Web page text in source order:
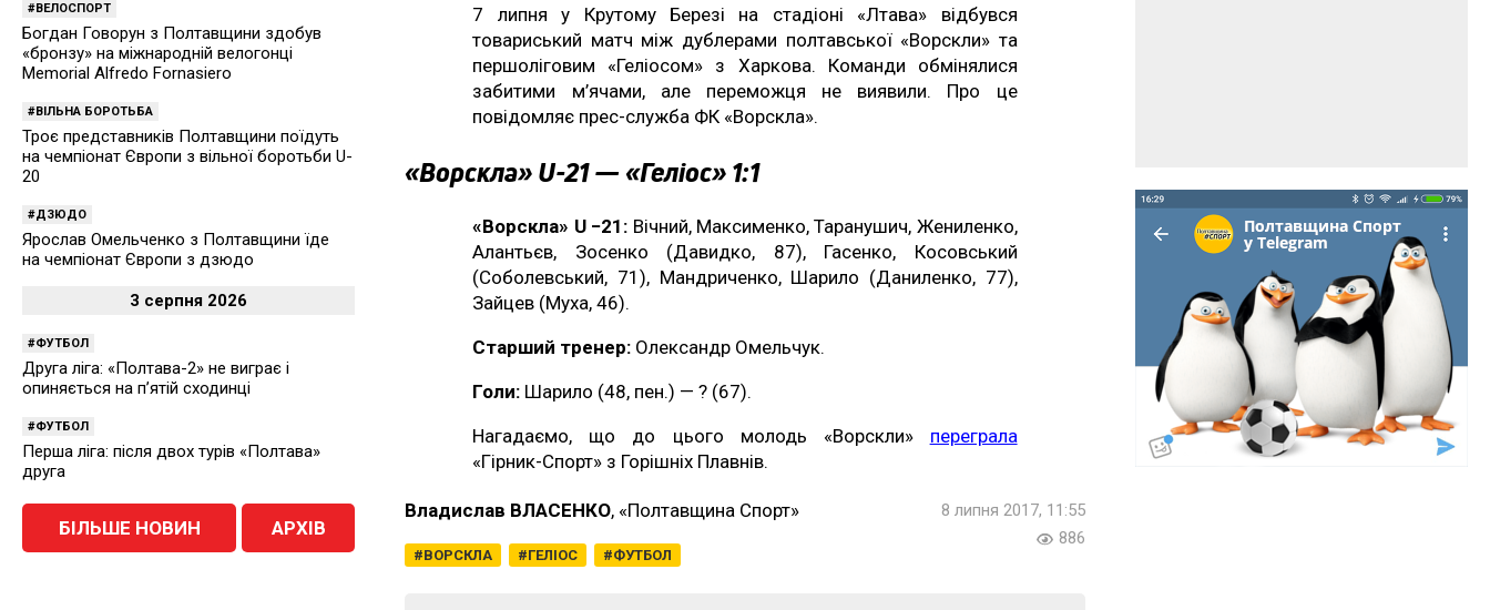
7 липня у Крутому Березі на стадіоні «Лтава» відбувся
товариський матч між дублерами полтавської «Ворскли» та
першоліговим «Геліосом» з Харкова. Команди обмінялися
забитими м’ячами, але переможця не виявили. Про це
повідомляє прес-служба ФК «Ворскла».
«Ворскла» U-21 — «Геліос» 1:1
«Ворскла» U −21: Вічний, Максименко, Таранушич, Жениленко,
Алантьєв, Зосенко (Давидко, 87), Гасенко, Косовський
(Соболевський, 71), Мандриченко, Шарило (Даниленко, 77),
Зайцев (Муха, 46).
Старший тренер: Олександр Омельчук.
Голи: Шарило (48, пен.) — ? (67).
Нагадаємо, що до цього молодь «Ворскли» переграла
«Гірник-Спорт» з Горішніх Плавнів.
Владислав ВЛАСЕНКО, «Полтавщина Спорт»
ВОРСКЛА ГЕЛІОС ФУТБОЛ
8 липня 2017, 11:55
886
ВЕЛОСПОРТ
Богдан Говорун з Полтавщини здобув
«бронзу» на міжнародній велогонці
Memorial Alfredo Fornasiero
ВІЛЬНА БОРОТЬБА
Троє представників Полтавщини поїдуть
на чемпіонат Європи з вільної боротьби U-
20
ДЗЮДО
Ярослав Омельченко з Полтавщини їде
на чемпіонат Європи з дзюдо
3 серпня 2026
ФУТБОЛ
Друга ліга: «Полтава-2» не виграє і
опиняється на п’ятій сходинці
ФУТБОЛ
Перша ліга: після двох турів «Полтава»
друга
БІЛЬШЕ НОВИН АРХІВ